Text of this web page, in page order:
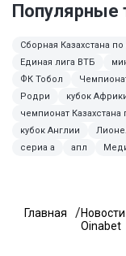
Популярные
Сборная Казахстана
Единая лига ВТБ
ФК Тобол
Родри
кубок
чемпионат Казахстана
кубок Англии
сериа а
апл
Главная
Новости
Oinabet